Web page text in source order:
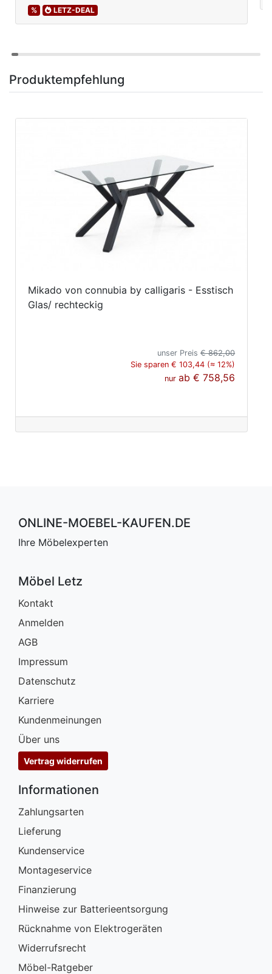
% LETZ-DEAL
Produktempfehlung
Mikado von connubia by calligaris - Esstisch
Glas/ rechteckig
unser Preis€ 862,00
Sie sparen € 103,44 (≈ 12%)
nurab€ 758,56
ONLINE-MOEBEL-KAUFEN.DE
Ihre Möbelexperten
Möbel Letz
Kontakt
Anmelden
AGB
Impressum
Datenschutz
Karriere
Kundenmeinungen
Über uns
Vertrag widerrufen
Informationen
Zahlungsarten
Lieferung
Kundenservice
Montageservice
Finanzierung
Hinweise zur Batterieentsorgung
Rücknahme von Elektrogeräten
Widerrufsrecht
Möbel-Ratgeber